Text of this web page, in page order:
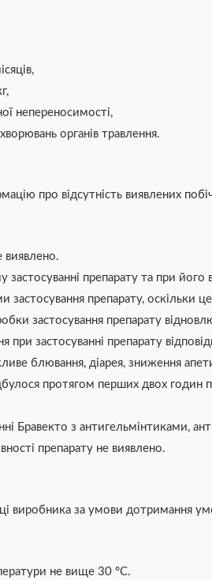
непереносимості,
органів травлення.
про відсутність виявлених
виявлено.
препарату та при його
застосування препарату, оскільки
застосування препарату
при застосуванні препарату
блювання, діарея, зниження
протягом перших двох годин
Бравекто з антигельмінтиками,
препарату не виявлено.
виробника за умови дотримання
не вище 30 °С.